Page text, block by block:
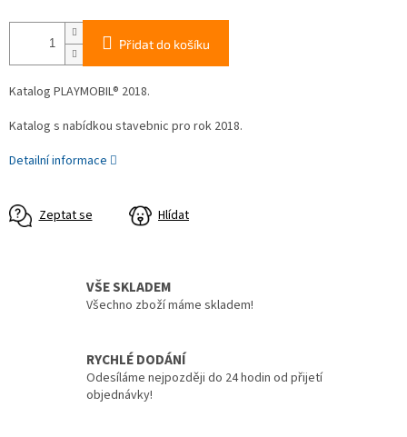
Přidat do košíku
Katalog PLAYMOBIL® 2018.
Katalog s nabídkou stavebnic pro rok 2018.
Detailní informace
Zeptat se Hlídat
VŠE SKLADEM
Všechno zboží máme skladem!
RYCHLÉ DODÁNÍ
Odesíláme nejpozději do 24 hodin od přijetí
objednávky!